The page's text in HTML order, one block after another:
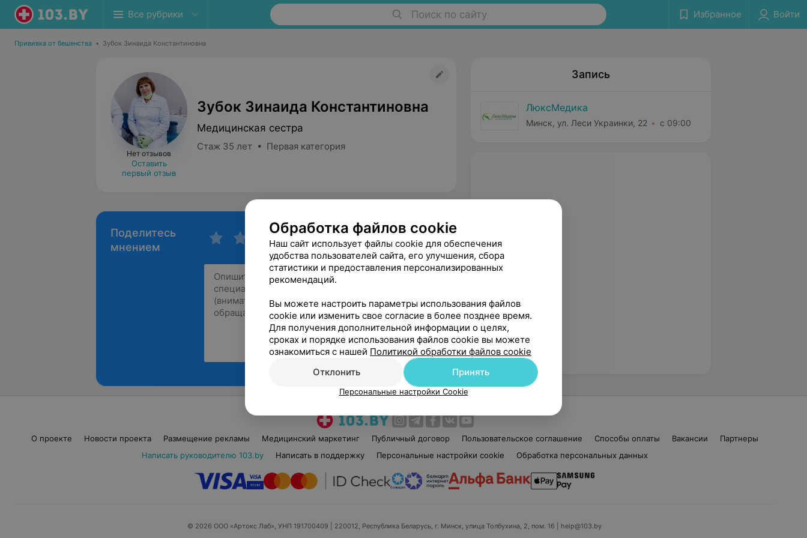
Все рубрики Поиск по сайту Избранное Войти
Прививка от бешенства • Зубок Зинаида Константиновна
Нет отзывов
Оставить
первый отзыв
Зубок Зинаида Константиновна
Медицинская сестра
Стаж 35 лет • Первая категория
Поделитесь
мнением
Рекомендую
Запись
ЛюксМедика
Минск, ул. Леси Украинки, 22 с 09:00
О проекте Новости проекта Размещение рекламы Медицинский маркетинг Публичный договор Пользовательское соглашение Способы оплаты Вакансии
Партнеры
Написать руководителю 103.by
Написать в поддержку Персональные настройки cookie Обработка персональных данных
© 2026 ООО «Артокс Лаб», УНП 191700409 | 220012, Республика Беларусь, г. Минск, улица Толбухина, 2, пом. 16 | help@103.by
Обработка файлов cookie
Наш сайт использует файлы cookie для обеспечения
удобства пользователей сайта, его улучшения, сбора
статистики и предоставления персонализированных
рекомендаций.
Вы можете настроить параметры использования файлов
cookie или изменить свое согласие в более позднее время.
Для получения дополнительной информации о целях,
сроках и порядке использования файлов cookie вы можете
ознакомиться с нашей Политикой обработки файлов cookie
Отклонить
Принять
Персональные настройки Cookie